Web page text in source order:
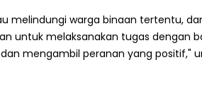
melindungi warga binaan tertentu,
untuk melaksanakan tugas dengan
mengambil peranan yang positif,"